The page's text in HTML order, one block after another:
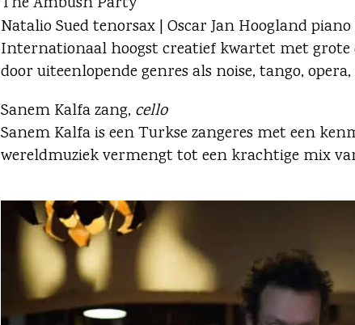
Natalio Sued tenorsax | Oscar Jan Hoogland
Internationaal hoogst creatief kwartet met
door uiteenlopende genres als noise, tango, opera,
Sanem Kalfa zang, cello
Sanem Kalfa is een Turkse zangeres met een
wereldmuziek vermengt tot een krachtige mix